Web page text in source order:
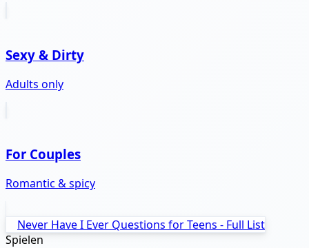
Sexy & Dirty
Adults only
For Couples
Romantic & spicy
Never Have I Ever Questions for Teens - Full List
Spielen